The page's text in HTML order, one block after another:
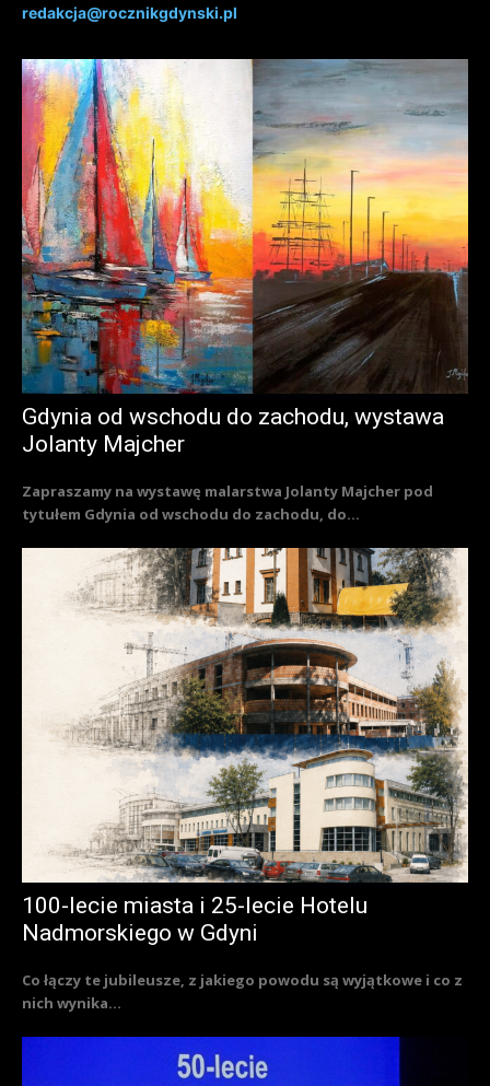
redakcja@rocznikgdynski.pl
Gdynia od wschodu do zachodu, wystawa
Jolanty Majcher
Zapraszamy na wystawę malarstwa Jolanty Majcher pod
tytułem Gdynia od wschodu do zachodu, do...
100-lecie miasta i 25-lecie Hotelu
Nadmorskiego w Gdyni
Co łączy te jubileusze, z jakiego powodu są wyjątkowe i co z
nich wynika...